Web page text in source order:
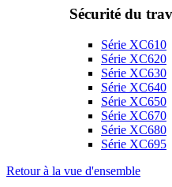
Sécurité du
Série XC610
Série XC620
Série XC630
Série XC640
Série XC650
Série XC670
Série XC680
Série XC695
Retour à la vue d'ensemble